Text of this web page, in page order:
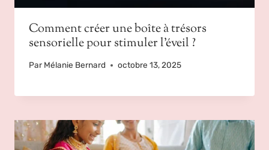
Comment créer une boîte à trésors
sensorielle pour stimuler l’éveil ?
Par Mélanie Bernard octobre 13, 2025